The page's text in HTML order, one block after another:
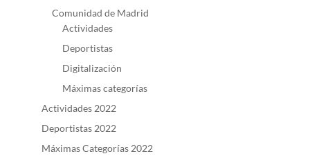
Comunidad de Madrid
Actividades
Deportistas
Digitalización
Máximas categorías
Actividades 2022
Deportistas 2022
Máximas Categorías 2022